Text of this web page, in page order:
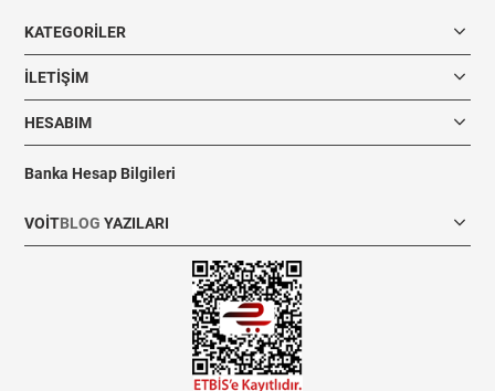
KATEGORILER
İLETIŞIM
HESABIM
Banka Hesap Bilgileri
VOITBLOG YAZILARI